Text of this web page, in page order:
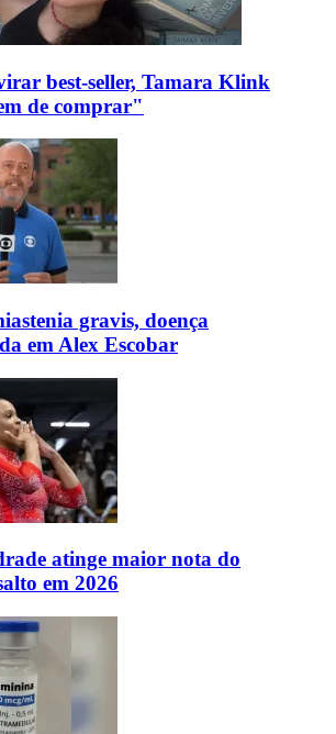
best-seller, Tamara Klink
de comprar"
gravis, doença
em Alex Escobar
atinge maior nota do
em 2026